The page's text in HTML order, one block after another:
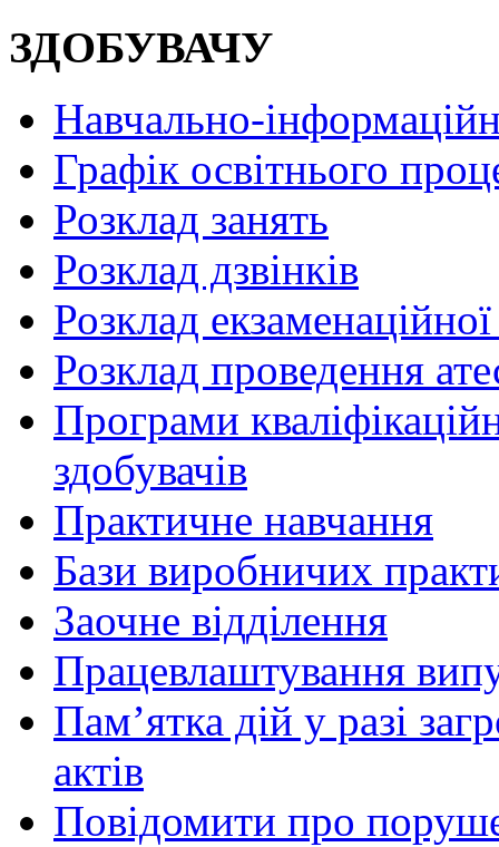
ЗДОБУВАЧУ
Навчально-
Графік освітнього
Розклад занять
Розклад дзвінків
Розклад екзаменаційної
Розклад проведення
Програми
здобувачів
Практичне навчання
Бази виробничих
Заочне відділення
Працевлаштування
Пам’ятка дій у разі
актів
Повідомити про